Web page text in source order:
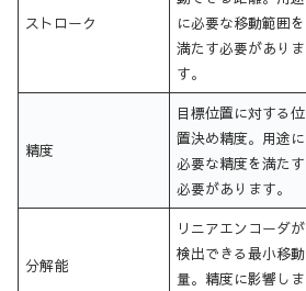
ストローク
に必要な移動範囲を
満たす必要がありま
す。
精度
目標位置に対する位
置決め精度。用途に
必要な精度を満たす
必要があります。
分解能
リニアエンコーダが
検出できる最小移動
量。精度に影響しま